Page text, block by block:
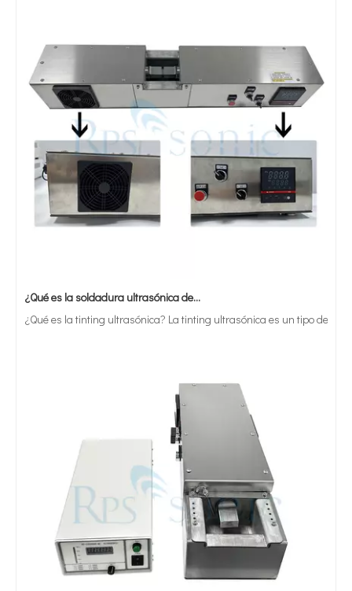
¿Qué es la tinting ultrasónica? La tinting ultrasónica es un tipo de